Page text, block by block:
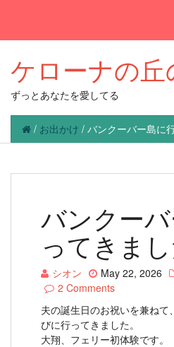
ケローナの丘
ずっとあなたを愛してる
/ お出かけ / バンクーバー島に
バンクー
ってきま
シオン May 22, 2026
2 Comments
夫の誕生日のお祝いを兼ねて
びに行ってきました。
大翔、フェリー初体験です。